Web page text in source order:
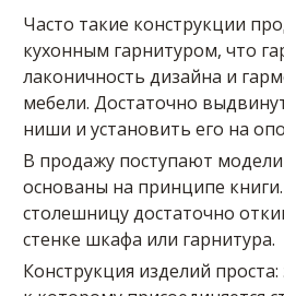
Часто такие конструкции
кухонным гарнитуром, что
лаконичность дизайна и
мебели. Достаточно
ниши и установить его на
В продажу поступают
основаны на принципе
столешницу достаточно
стенке шкафа или гарнитура.
Конструкция изделий